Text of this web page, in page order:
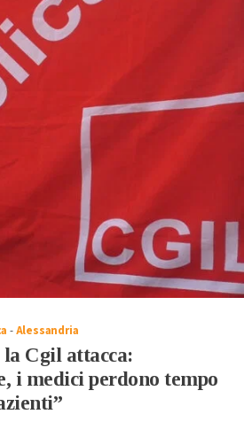
-Alessandria
Cgil attacca:
i medici perdono tempo